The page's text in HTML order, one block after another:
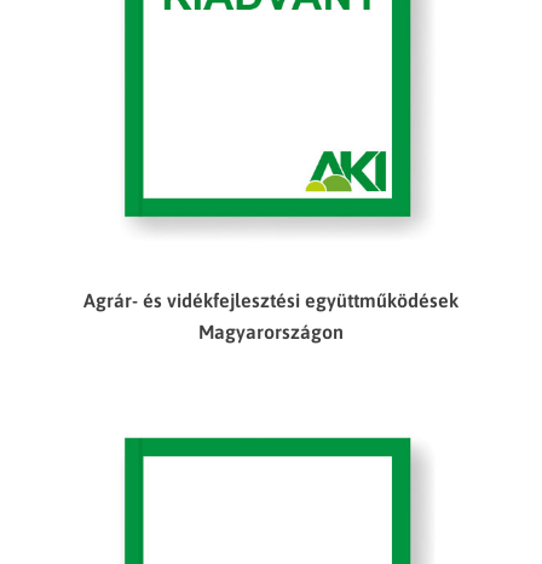
Agrár- és vidékfejlesztési együttműködések
Magyarországon